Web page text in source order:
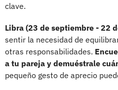
clave.
Libra (23 de septiembre - 22
sentir la necesidad de
otras responsabilidades.
a tu pareja y demuéstrale
pequeño gesto de aprecio